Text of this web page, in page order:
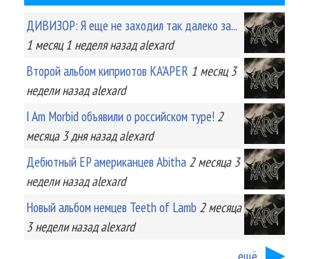
ДИВИЗОР: Я еще не заходил так далеко за...
1 месяц 1 неделяназад alexard
Второй альбом киприотов KA'APER 1 месяц 3
неделиназад alexard
I Am Morbid объявили о российском туре! 2
месяца 3 дняназад alexard
Дебютный EP американцев Abitha 2 месяца 3
неделиназад alexard
Новый альбом немцев Teeth of Lamb 2 месяца
3 неделиназад alexard